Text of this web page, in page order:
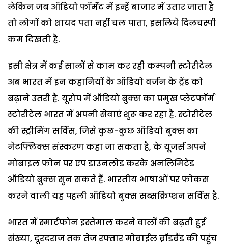
लेकिन जब ऑडियो फॉर्मेट में इन्हें बाजार में उतार जाता है
तो लोगों को शायद पता नहीं चल पाता, इसलिये दिलचस्पी
कम दिखती है.
इसी क्षेत्र में कई सालों से काम कर रही कम्पनी स्टोरीटेल
अब भारत में इन कहानियों के ऑडियो वर्जन के ट्रेंड को
बढ़ाने उतरी है. यूरोप में ऑडियो बुक्स का प्रमुख प्लेटफॉर्म
स्टोरीटेल भारत में अपनी सेवाएं शुरू कर रहा है. स्टोरीटेल
की स्ट्रीमिंग सर्विस, जिसे कुछ-कुछ ऑडियो बुक्स का
नेटफ्लिक्स संस्करण कहा जा सकता है, के यूजर्स अपने
मोबाइल फोन पर एप डाउनलोड करके अनलिमिटेड
ऑडियो बुक्स सुन सकते हैं. भारतीय भाषाओं पर फोकस
करने वाली यह पहली ऑडियो बुक्स सब्सक्रिप्शन सर्विस है.
भारत में स्मार्टफोन इस्तेमाल करने वालों की बढ़ती हुई
संख्या, दूरदराज तक तेज रफ्तार मोबाईल ब्रॉडबैंड की पहुंच